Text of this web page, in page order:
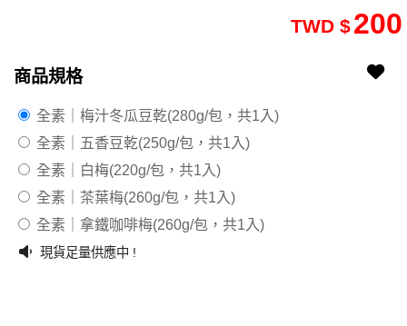
200
TWD $
商品規格
全素｜梅汁冬瓜豆乾(280g/包，共1入)
全素｜五香豆乾(250g/包，共1入)
全素｜白梅(220g/包，共1入)
全素｜茶葉梅(260g/包，共1入)
全素｜拿鐵咖啡梅(260g/包，共1入)
現貨足量供應中 !